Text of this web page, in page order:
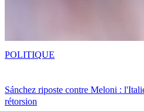
Sánchez riposte contre Meloni :
rétorsion
POLITIQUE